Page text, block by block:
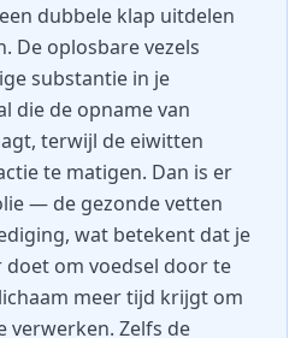
dubbele klap uitdelen
De oplosbare vezels
substantie in je
die de opname van
terwijl de eiwitten
te matigen. Dan is er
— de gezonde vetten
wat betekent dat je
doet om voedsel door te
meer tijd krijgt om
verwerken. Zelfs de